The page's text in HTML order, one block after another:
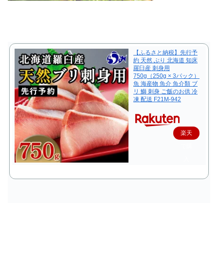
【ふるさと納税】先行予
約 天然 ぶり 北海道 知床
羅臼産 刺身用
750g（250g × 3パック）
魚 海産物 魚介 魚介類 ブ
リ 鰤 刺身 ご飯のお供 冷
凍 配送 F21M-942
楽天